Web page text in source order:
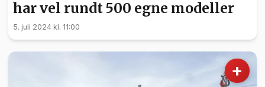
har vel rundt 500 egne modeller
5. juli 2024 kl. 11:00
+